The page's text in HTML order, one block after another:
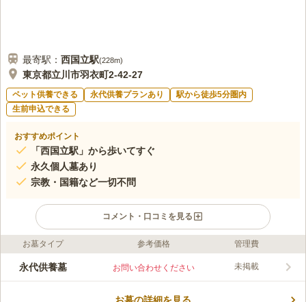
最寄駅： 西国立駅(228m)
東京都立川市羽衣町2-42-27
ペット供養できる 永代供養プランあり
駅から徒歩5分圏内
生前申込できる
おすすめポイント
「西国立駅」から歩いてすぐ
永久個人墓あり
宗教・国籍など一切不問
コメント・口コミを見る
ライフドット編集部のコメント
正楽院が管理する、宗教・国籍など一切不問の永久供養墓です。
お墓タイプ 参考価格 管理費
永代供養墓 お問い合わせください 未掲載